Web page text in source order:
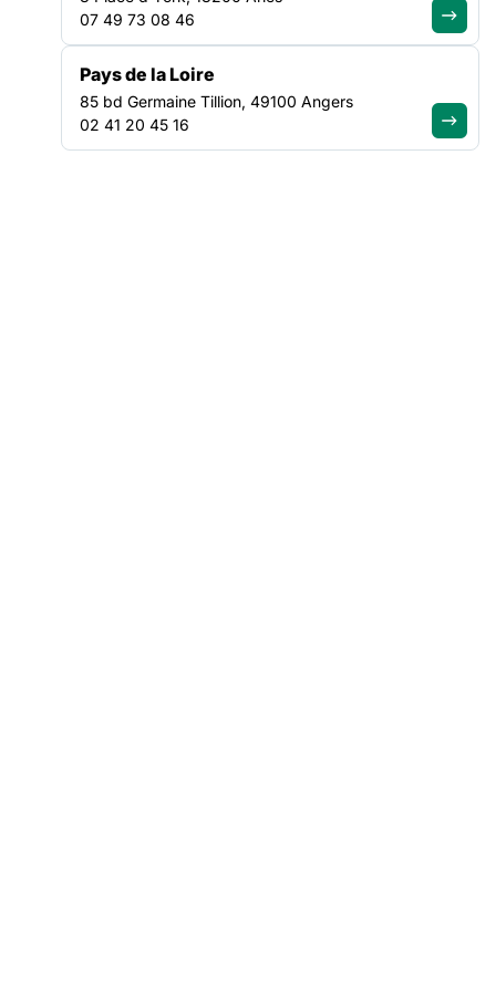
de notre société, en plaçant les liens entre les individus au
cœur de ses actions.
Chaque citoyen a un rôle à jouer pour préserver et
renforcer les liens sociaux :
07 49 73 08 46
Pays de la Loire
85 bd Germaine Tillion, 49100 Angers
02 41 20 45 16